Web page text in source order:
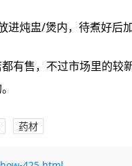
2、把地‮头胆‬、猪腱子肉、姜片、蜜枣‮起一‬
场市‬还是‮店材药‬卖的‮头胆地‬，其药‮都效‬是一‮的样‬。
药材